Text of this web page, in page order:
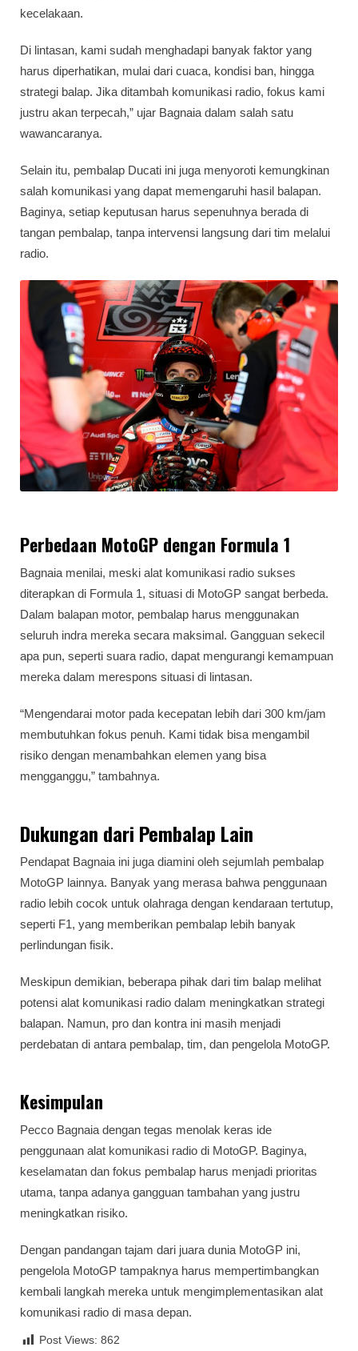
kecelakaan.
Di lintasan, kami sudah menghadapi banyak faktor yang
harus diperhatikan, mulai dari cuaca, kondisi ban, hingga
strategi balap. Jika ditambah komunikasi radio, fokus kami
justru akan terpecah,” ujar Bagnaia dalam salah satu
wawancaranya.
Selain itu, pembalap Ducati ini juga menyoroti kemungkinan
salah komunikasi yang dapat memengaruhi hasil balapan.
Baginya, setiap keputusan harus sepenuhnya berada di
tangan pembalap, tanpa intervensi langsung dari tim melalui
radio.
Perbedaan MotoGP dengan Formula 1
Bagnaia menilai, meski alat komunikasi radio sukses
diterapkan di Formula 1, situasi di MotoGP sangat berbeda.
Dalam balapan motor, pembalap harus menggunakan
seluruh indra mereka secara maksimal. Gangguan sekecil
apa pun, seperti suara radio, dapat mengurangi kemampuan
mereka dalam merespons situasi di lintasan.
“Mengendarai motor pada kecepatan lebih dari 300 km/jam
membutuhkan fokus penuh. Kami tidak bisa mengambil
risiko dengan menambahkan elemen yang bisa
mengganggu,” tambahnya.
Dukungan dari Pembalap Lain
Pendapat Bagnaia ini juga diamini oleh sejumlah pembalap
MotoGP lainnya. Banyak yang merasa bahwa penggunaan
radio lebih cocok untuk olahraga dengan kendaraan tertutup,
seperti F1, yang memberikan pembalap lebih banyak
perlindungan fisik.
Meskipun demikian, beberapa pihak dari tim balap melihat
potensi alat komunikasi radio dalam meningkatkan strategi
balapan. Namun, pro dan kontra ini masih menjadi
perdebatan di antara pembalap, tim, dan pengelola MotoGP.
Kesimpulan
Pecco Bagnaia dengan tegas menolak keras ide
penggunaan alat komunikasi radio di MotoGP. Baginya,
keselamatan dan fokus pembalap harus menjadi prioritas
utama, tanpa adanya gangguan tambahan yang justru
meningkatkan risiko.
Dengan pandangan tajam dari juara dunia MotoGP ini,
pengelola MotoGP tampaknya harus mempertimbangkan
kembali langkah mereka untuk mengimplementasikan alat
komunikasi radio di masa depan.
Post Views: 862